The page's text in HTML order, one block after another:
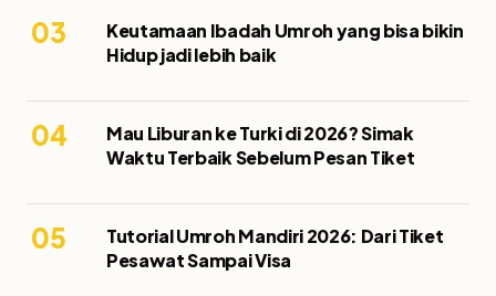
03
Keutamaan Ibadah Umroh yang bisa bikin
Hidup jadi lebih baik
04
Mau Liburan ke Turki di 2026? Simak
Waktu Terbaik Sebelum Pesan Tiket
05
Tutorial Umroh Mandiri 2026: Dari Tiket
Pesawat Sampai Visa